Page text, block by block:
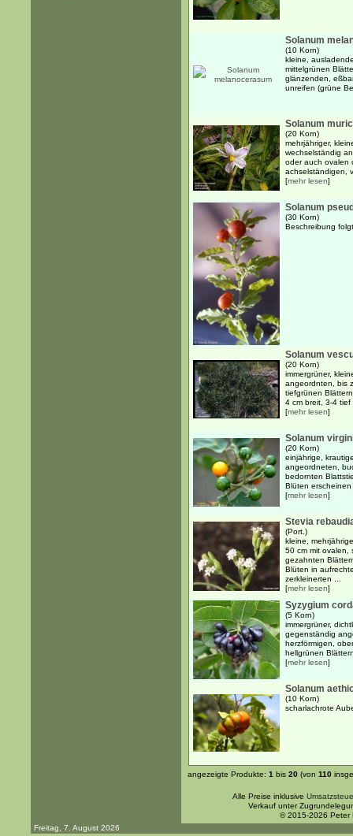
Solanum
(10 Korn)
kleine,
mittelgrünen
glänzenden,
unreifen (grüne
Solanum
(20 Korn)
mehrjähriger,
wechselständig
oder auch ovalen
achselständigen,
[mehr lesen]
Solanum
(30 Korn)
Beschreibung
Solanum
(20 Korn)
immergrüner,
angeordnten, bis
tiefgrünen
4 cm breit, 3-4
[mehr lesen]
Solanum
(20 Korn)
einjährige,
angeordneten,
bedornten
Blüten
[mehr lesen]
Stevia
(Port.)
kleine,
50 cm mit ovalen,
gezahnten
Blüten in
zerkleinerten ...
[mehr lesen]
Syzygium
(5 Korn)
immergrüner,
gegenständig
herzförmigen,
hellgrünen
[mehr lesen]
Solanum
(10 Korn)
scharlachrote
angezeigte Produkte: 1 bis 20 (von 110
Alle Preise inklusive
Verkauf unter
© 2015-2026 Peter
Freitag, 7. August 2026